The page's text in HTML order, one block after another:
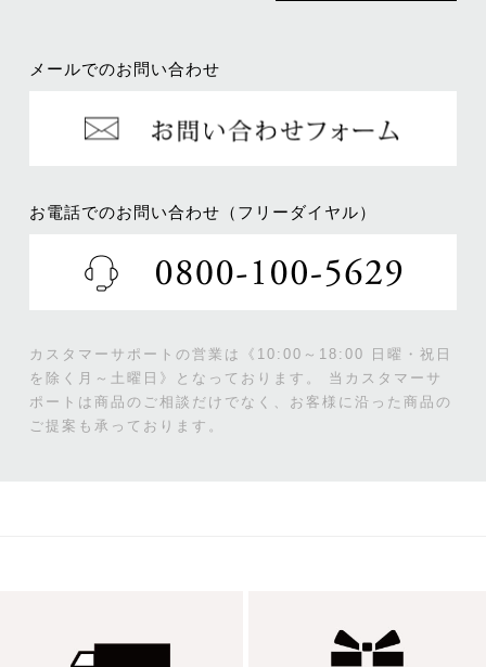
メールでのお問い合わせ
お電話でのお問い合わせ（フリーダイヤル）
カスタマーサポートの営業は《10:00～18:00 日曜・祝日
を除く月～土曜日》となっております。
当カスタマーサ
ポートは商品のご相談だけでなく、お客様に沿った商品の
ご提案も承っております。